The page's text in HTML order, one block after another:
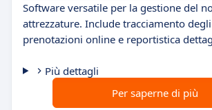
Software versatile per la gestione del
attrezzature. Include tracciamento
prenotazioni online e reportistica
Più dettagli
Per saperne di più